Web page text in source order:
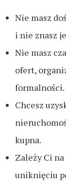
Nie masz
i nie znasz
Nie masz
ofert,
formalności.
Chcesz
kupna.
Zależy Ci
uniknięciu